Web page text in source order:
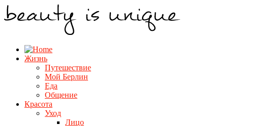
Жизнь
Путешествие
Мой Берлин
Еда
Общение
Красота
Уход
Лицо